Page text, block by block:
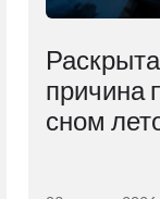
причина
сном